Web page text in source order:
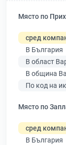
Място по
сред
В България
В област
В община
По код на
Място по
сред
В България